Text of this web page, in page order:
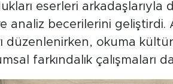
eserleri arkadaşlarıyla
analiz becerilerini geliştirdi.
düzenlenirken, okuma
farkındalık çalışmaları